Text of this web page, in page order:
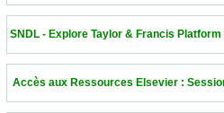
SNDL - Explore Taylor & Francis
Accès aux Ressources Elsevier :